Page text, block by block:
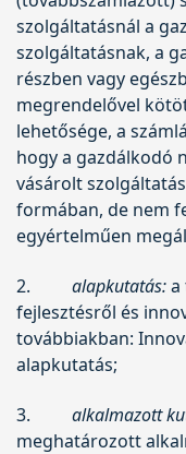
szolgáltatásnál a
szolgáltatásnak, a
részben vagy
megrendelővel
lehetősége, a
hogy a gazdálkodó
vásárolt
formában, de nem
egyértelműen
2. alapkutatás:a
fejlesztésről és
továbbiakban:
alapkutatás;
3. alkalmazott
meghatározott